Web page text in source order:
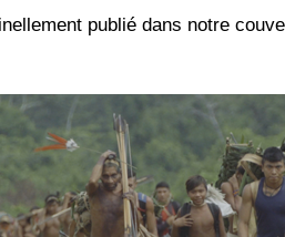
publié dans notre